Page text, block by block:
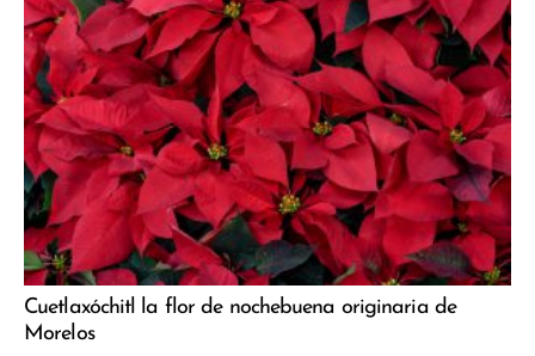
Cuetlaxóchitl la flor de nochebuena originaria de
Morelos